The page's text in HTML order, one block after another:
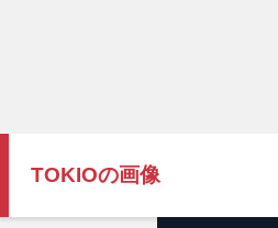
TOKIOの画像